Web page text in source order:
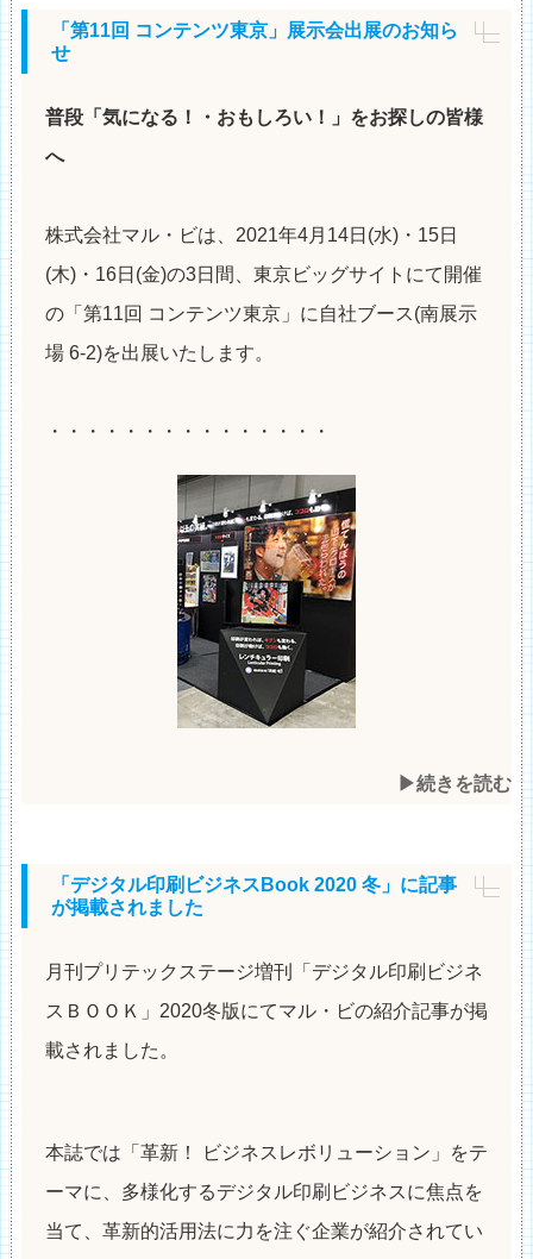
「第11回 コンテンツ東京」展示会出展のお知ら
せ
普段「気になる！・おもしろい！」をお探しの皆様
へ
株式会社マル・ビは、2021年4月14日(水)・15日
(木)・16日(金)の3日間、東京ビッグサイトにて開催
の「第11回 コンテンツ東京」に自社ブース(南展示
場 6-2)を出展いたします。
・・・・・・・・・・・・・・・
▶︎続きを読む
「デジタル印刷ビジネスBook 2020 冬」に記事
が掲載されました
月刊プリテックステージ増刊「デジタル印刷ビジネ
スＢＯＯＫ」2020冬版にてマル・ビの紹介記事が掲
載されました。
本誌では「革新！ ビジネスレボリューション」をテ
ーマに、多様化するデジタル印刷ビジネスに焦点を
当て、革新的活用法に力を注ぐ企業が紹介されてい